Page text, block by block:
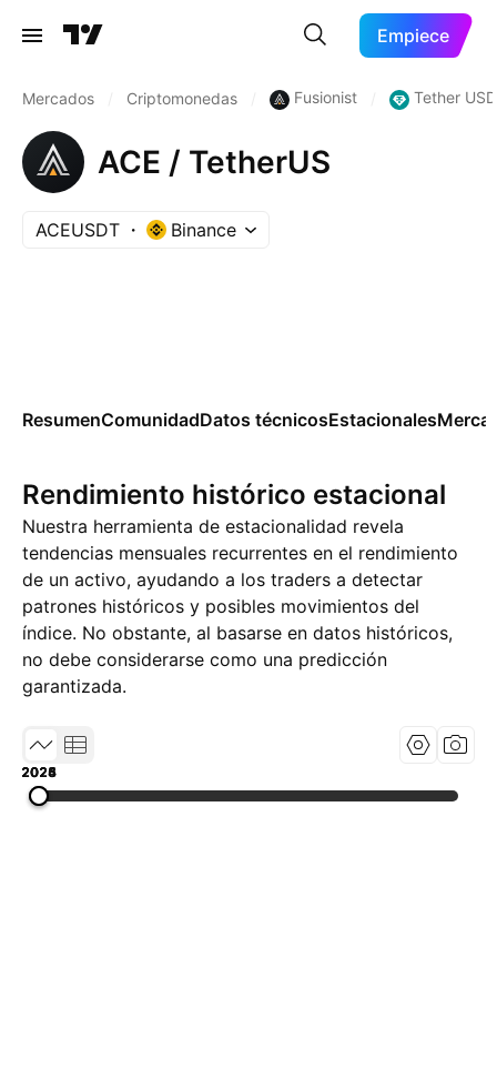
Empiece
Mercados Criptomonedas Fusionist Tether
ACE / TetherUS
ACEUSDT Binance
ResumenComunidadDatos técnicosEstacionales
Rendimiento histórico estacional
Nuestra herramienta de estacionalidad revela
tendencias mensuales recurrentes en el rendimiento
de un activo, ayudando a los traders a detectar
patrones históricos y posibles movimientos del
índice. No obstante, al basarse en datos históricos,
no debe considerarse como una predicción
garantizada.
2023
2024
2025
2026